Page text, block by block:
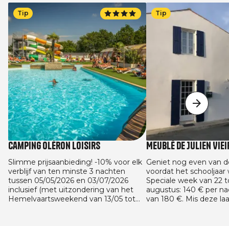
Tip
Camping Oléron Loisirs
Slimme prijsaanbieding! -10% voor elk
verblijf van ten minste 3 nachten
tussen 05/05/2026 en 03/07/2026
inclusief (met uitzondering van het
Hemelvaartsweekend van 13/05 tot
Tip
Meublé de Julien
Geniet nog even van
voordat het schooljaar
Speciale week van 22
augustus: 140 € per
van 180 €. Mis deze